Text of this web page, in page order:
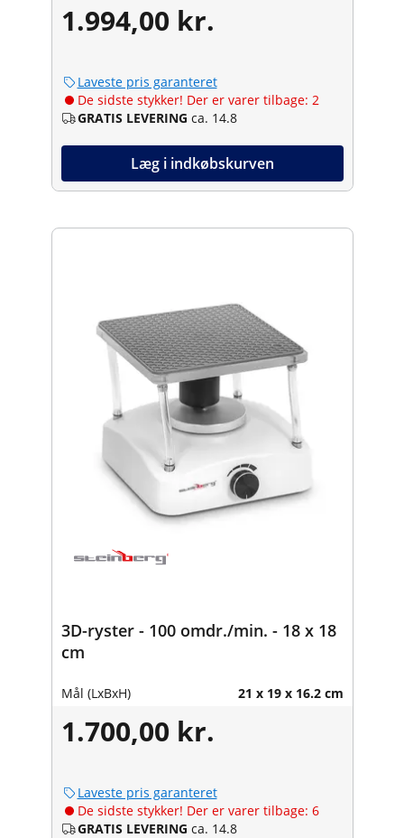
1.994,00 kr.
Laveste pris garanteret
De sidste stykker! Der er varer tilbage: 2
GRATIS LEVERING ca. 14.8
Læg i indkøbskurven
3D-ryster - 100 omdr./min. - 18 x 18
cm
Mål (LxBxH) 21 x 19 x 16.2 cm
1.700,00 kr.
Laveste pris garanteret
De sidste stykker! Der er varer tilbage: 6
GRATIS LEVERING ca. 14.8